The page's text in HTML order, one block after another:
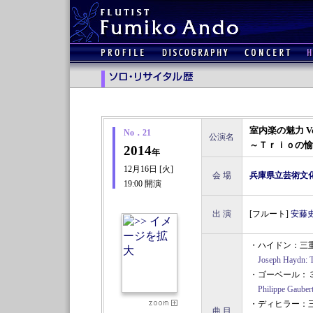
No． 21
2014年
12月16日 [火]
19:00 開演
公演名
室内楽の魅力
～Ｔｒｉｏの
会 場 兵庫県立芸術文
出 演 [フルート] 安藤
曲 目
・ハイドン：三
Joseph Haydn:
・ゴーベール：
Philippe
・ディヒラー：